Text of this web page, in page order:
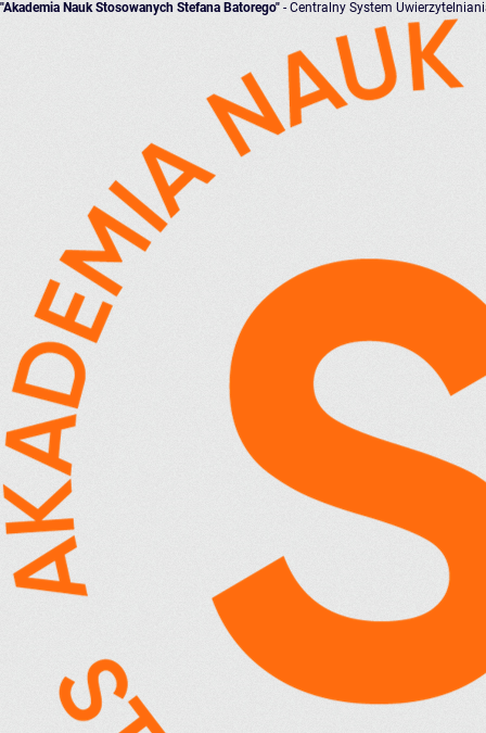
"Akademia Nauk Stosowanych Stefana Batorego" - Centralny System